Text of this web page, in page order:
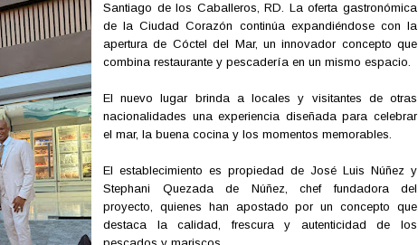
Santiago de los Caballeros, RD. La oferta gastronómica
de la Ciudad Corazón continúa expandiéndose con la
apertura de Cóctel del Mar, un innovador concepto que
combina restaurante y pescadería en un mismo espacio.
El nuevo lugar brinda a locales y visitantes de otras
nacionalidades una experiencia diseñada para celebrar
el mar, la buena cocina y los momentos memorables.
El establecimiento es propiedad de José Luis Núñez y
Stephani Quezada de Núñez, chef fundadora del
proyecto, quienes han apostado por un concepto que
destaca la calidad, frescura y autenticidad de los